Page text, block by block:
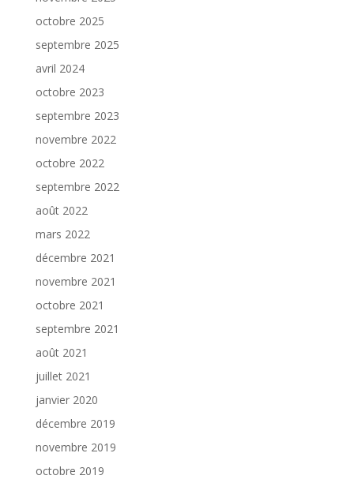
octobre 2025
septembre 2025
avril 2024
octobre 2023
septembre 2023
novembre 2022
octobre 2022
septembre 2022
août 2022
mars 2022
décembre 2021
novembre 2021
octobre 2021
septembre 2021
août 2021
juillet 2021
janvier 2020
décembre 2019
novembre 2019
octobre 2019